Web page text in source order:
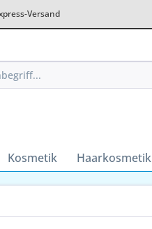
Versand
Kosmetik Haarkosmetik